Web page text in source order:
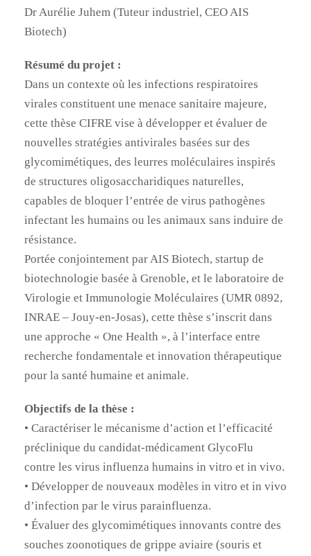
Dr Aurélie Juhem (Tuteur industriel, CEO AIS
Biotech)
Résumé du projet :
Dans un contexte où les infections respiratoires
virales constituent une menace sanitaire majeure,
cette thèse CIFRE vise à développer et évaluer de
nouvelles stratégies antivirales basées sur des
glycomimétiques, des leurres moléculaires inspirés
de structures oligosaccharidiques naturelles,
capables de bloquer l’entrée de virus pathogènes
infectant les humains ou les animaux sans induire de
résistance.
Portée conjointement par AIS Biotech, startup de
biotechnologie basée à Grenoble, et le laboratoire de
Virologie et Immunologie Moléculaires (UMR 0892,
INRAE – Jouy-en-Josas), cette thèse s’inscrit dans
une approche « One Health », à l’interface entre
recherche fondamentale et innovation thérapeutique
pour la santé humaine et animale.
Objectifs de la thèse :
• Caractériser le mécanisme d’action et l’efficacité
préclinique du candidat-médicament GlycoFlu
contre les virus influenza humains in vitro et in vivo.
• Développer de nouveaux modèles in vitro et in vivo
d’infection par le virus parainfluenza.
• Évaluer des glycomimétiques innovants contre des
souches zoonotiques de grippe aviaire (souris et